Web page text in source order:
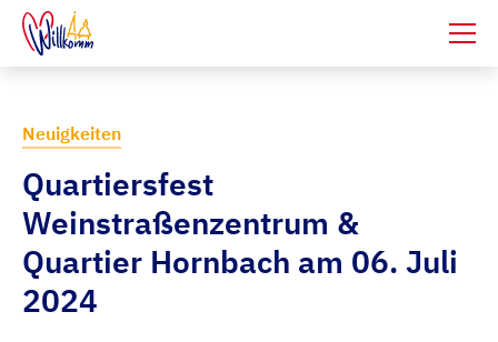
Neuigkeiten
Quartiersfest
Weinstraßenzentrum &
Quartier Hornbach am 06. Juli
2024